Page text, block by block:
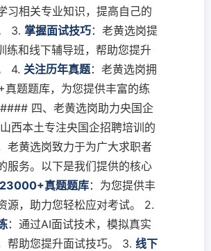
习相关专业知识，提高自己的
3. 掌握面试技巧：老黄选岗提
练和线下辅导班，帮助您提升
4. 关注历年真题：老黄选岗拥
题题库，为您提供丰富的练
四、老黄选岗助力央国企
西本土专注央国企招聘培训的
老黄选岗致力于为广大求职者
服务。以下是我们提供的核心
23000+真题题库：为您提供丰
源，助力您轻松应对考试。 2.
：通过AI面试技术，模拟真实
帮助您提升面试技巧。 3. 线下